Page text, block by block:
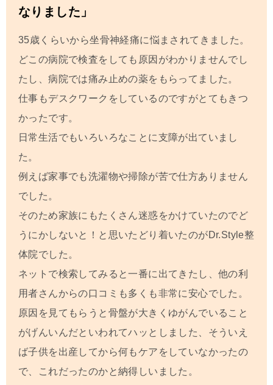
なりました」
35歳くらいから坐骨神経痛に悩まされてきました。
どこの病院で検査をしても原因がわかりませんでし
たし、病院では痛み止めの薬をもらってました。
仕事もデスクワークをしているのですがとてもきつ
かったです。
日常生活でもいろいろなことに支障が出ていまし
た。
例えば家事でも洗濯物や掃除が苦で仕方ありません
でした。
そのため家族にもたくさん迷惑をかけていたのでど
うにかしないと！と思いたどり着いたのがDr.Style整
体院でした。
ネットで検索してみると一番に出てきたし、他の利
用者さんからの口コミも多くも非常に安心でした。
原因を見てもらうと骨盤が大きくゆがんでいること
がげんいんだといわれてハッとしました、そういえ
ば子供を出産してから何もケアをしていなかったの
で、これだったのかと納得しいました。